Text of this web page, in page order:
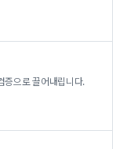
증으로 끌어내립니다.